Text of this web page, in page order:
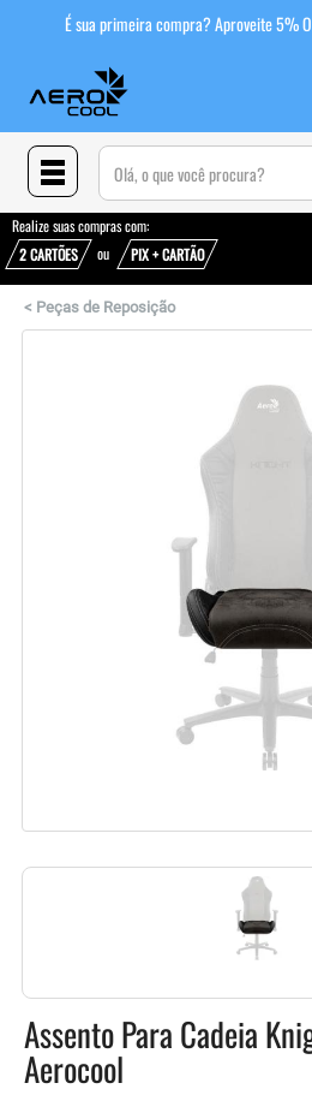
É sua primeira compra? Aproveite 5%
(pesquisar)
Realize suas compras com:
2 CARTÕES
ou PIX + CARTÃO
< Peças de Reposição
Assento Para Cadeia
Aerocool